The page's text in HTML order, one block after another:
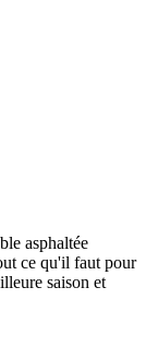
asphaltée
ce qu'il faut pour
saison et